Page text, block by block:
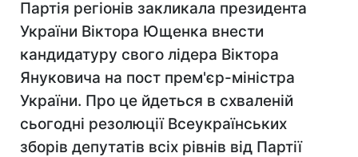
Партія регіонів закликала президента
України Віктора Ющенка внести
кандидатуру свого лідера Віктора
Януковича на пост прем'єр-міністра
України. Про це йдеться в схваленій
сьогодні резолюції Всеукраїнських
зборів депутатів всіх рівнів від Партії